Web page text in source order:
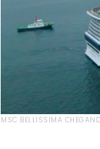
MSC BELLISSIMA